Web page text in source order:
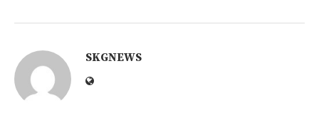
SKGNEWS